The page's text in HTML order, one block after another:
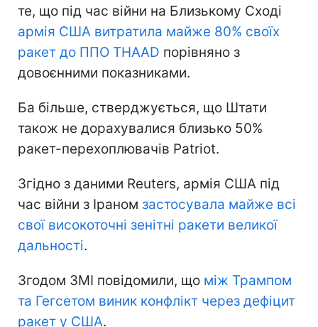
те, що під час війни на Близькому Сході
армія США витратила майже 80% своїх
ракет до ППО THAAD порівняно з
довоєнними показниками.
Ба більше, стверджується, що Штати
також не дорахувалися близько 50%
ракет-перехоплювачів Patriot.
Згідно з даними Reuters, армія США під
час війни з Іраном застосувала майже всі
свої високоточні зенітні ракети великої
дальності.
Згодом ЗМІ повідомили, що між Трампом
та Гегсетом виник конфлікт через дефіцит
ракет у США.